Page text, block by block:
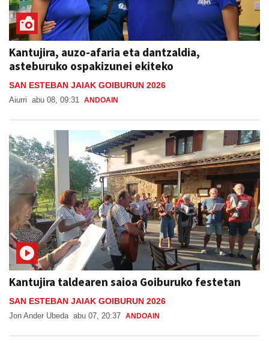
Kantujira, auzo-afaria eta dantzaldia,
asteburuko ospakizunei ekiteko
SAN ESTEBAN JAIAK GOIBURUN 2026
Aiurri abu 08, 09:31 ANDOAIN
Kantujira taldearen saioa Goiburuko festetan
SAN ESTEBAN JAIAK GOIBURUN 2026
Jon Ander Ubeda abu 07, 20:37 ANDOAIN